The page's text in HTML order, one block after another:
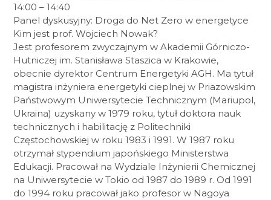
14:00 – 14:40
Panel dyskusyjny: Droga do Net Zero w energetyce
Kim jest prof. Wojciech Nowak?
Jest profesorem zwyczajnym w Akademii Górniczo-
Hutniczej im. Stanisława Staszica w Krakowie,
obecnie dyrektor Centrum Energetyki AGH. Ma tytuł
magistra inżyniera energetyki cieplnej w Priazowskim
Państwowym Uniwersytecie Technicznym (Mariupol,
Ukraina) uzyskany w 1979 roku, tytuł doktora nauk
technicznych i habilitację z Politechniki
Częstochowskiej w roku 1983 i 1991. W 1987 roku
otrzymał stypendium japońskiego Ministerstwa
Edukacji. Pracował na Wydziale Inżynierii Chemicznej
na Uniwersytecie w Tokio od 1987 do 1989 r. Od 1991
do 1994 roku pracował jako profesor w Nagoya